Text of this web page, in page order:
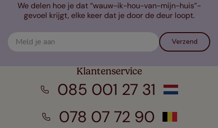
We delen hoe je dat “wauw-ik-hou-van-mijn-huis”-
gevoel krijgt, elke keer dat je door de deur loopt.
Verzend
Klantenservice
085 001 27 31
078 07 72 90